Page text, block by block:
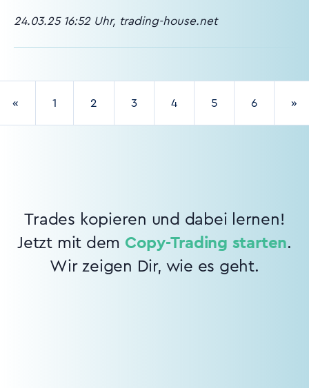
24.03.25 16:52 Uhr, trading-house.net
« 1 2 3 4 5 6 »
Trades kopieren und dabei lernen!
Jetzt mit dem Copy-Trading starten.
Wir zeigen Dir, wie es geht.